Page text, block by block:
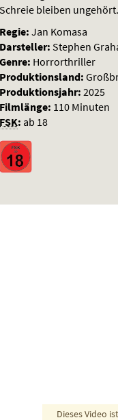
Bestes
Schreie bleiben ungehört.
Regie: Jan Komasa
Darsteller: Stephen
Genre: Horrorthriller
Produktionsland:
Produktionsjahr: 2025
Filmlänge: 110 Minuten
FSK: ab 18
Dieses Video